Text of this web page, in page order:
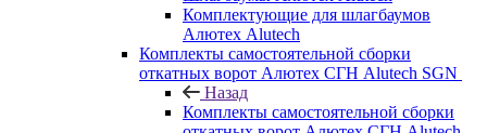
Комплектующие для шлагбаумов
Алютех Alutech
Комплекты самостоятельной сборки
откатных ворот Алютех СГН Alutech SGN
Назад
Комплекты самостоятельной сборки